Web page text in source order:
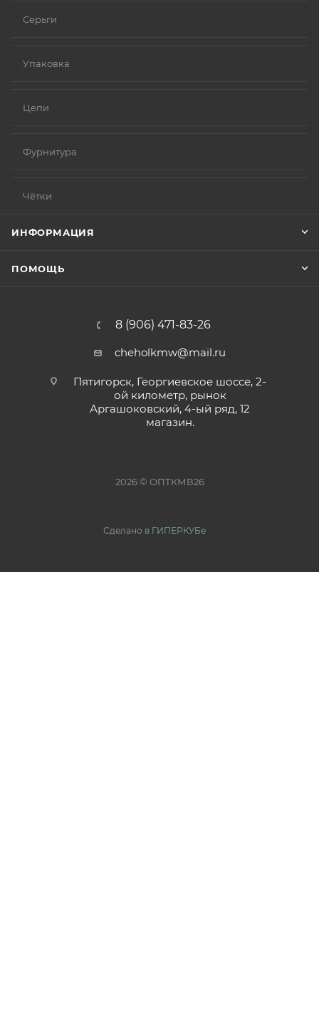
Серьги
Упаковка
Цепи
Фурнитура
Чётки
ИНФОРМАЦИЯ
ПОМОЩЬ
8 (906) 471-83-26
cheholkmw@mail.ru
Пятигорск, Георгиевское шоссе, 2-
ой километр, рынок
Аргашоковский, 4-ый ряд, 12
магазин.
2026 © ОПТКМВ26
Сделано в ГИПЕРКУБе